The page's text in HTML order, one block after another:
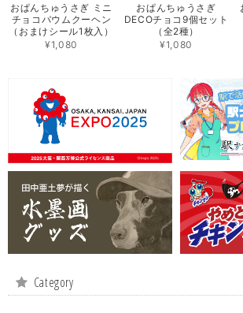
おぱんちゅうさぎ ミニ
チョコバウムクーヘン
（おまけシール1枚入）
¥1,080
おぱんちゅうさぎ
DECOチョコ9個セット
（全2種）
¥1,080
Category